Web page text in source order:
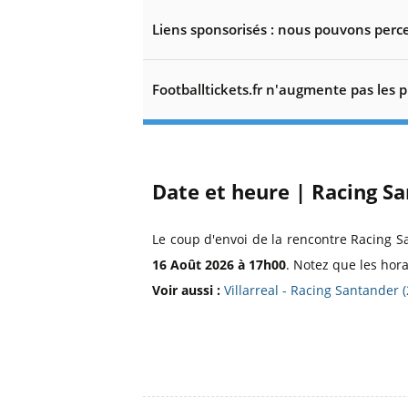
Liens sponsorisés : nous pouvons
Footballtickets.fr n'augmente pas les
Date et heure | Racing
Le coup d'envoi de la rencontre Racing
16 Août 2026 à 17h00. Notez que les
Voir aussi : Villarreal - Racing Santander